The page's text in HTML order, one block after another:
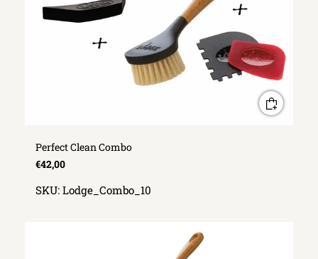
Perfect Clean Combo
€42,00
SKU: Lodge_Combo_10